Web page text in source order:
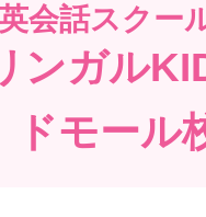
会話スクー
ンガル
ドモール